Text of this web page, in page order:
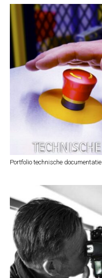
Portfolio technische documentatie